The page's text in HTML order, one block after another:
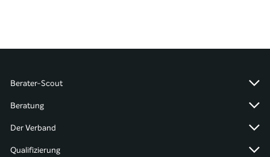
Berater-Scout
Beratung
Der Verband
Qualifizierung